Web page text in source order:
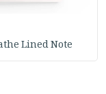
Lined Note